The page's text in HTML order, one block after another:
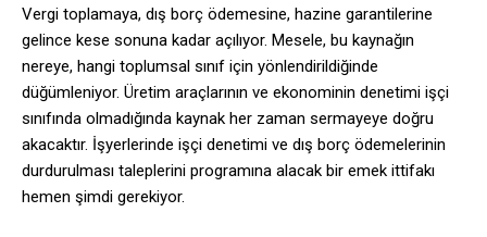
Vergi toplamaya, dış borç ödemesine, hazine garantilerine
gelince kese sonuna kadar açılıyor. Mesele, bu kaynağın
nereye, hangi toplumsal sınıf için yönlendirildiğinde
düğümleniyor. Üretim araçlarının ve ekonominin denetimi işçi
sınıfında olmadığında kaynak her zaman sermayeye doğru
akacaktır. İşyerlerinde işçi denetimi ve dış borç ödemelerinin
durdurulması taleplerini programına alacak bir emek ittifakı
hemen şimdi gerekiyor.